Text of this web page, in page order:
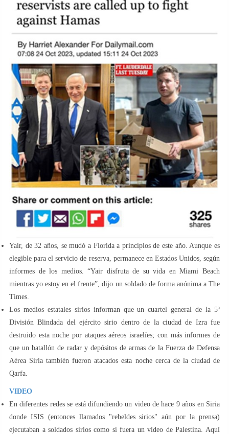
Yair, de 32 años, se mudó a Florida a principios de este año. Aunque es
elegible para el servicio de reserva, permanece en Estados Unidos, según
informes de los medios. “Yair disfruta de su vida en Miami Beach
mientras yo estoy en el frente”, dijo un soldado de forma anónima a The
Times.
Los medios estatales sirios informan que un cuartel general de la 5ª
División Blindada del ejército sirio dentro de la ciudad de Izra fue
destruido esta noche por ataques aéreos israelíes; con más informes de
que un batallón de radar y depósitos de armas de la Fuerza de Defensa
Aérea Siria también fueron atacados esta noche cerca de la ciudad de
Qarfa.
VIDEO
En diferentes redes se está difundiendo un video de hace 9 años en Siria
donde ISIS (entonces llamados "rebeldes sirios" aún por la prensa)
ejecutaban a soldados sirios como si fuera un vídeo de Palestina. Aquí